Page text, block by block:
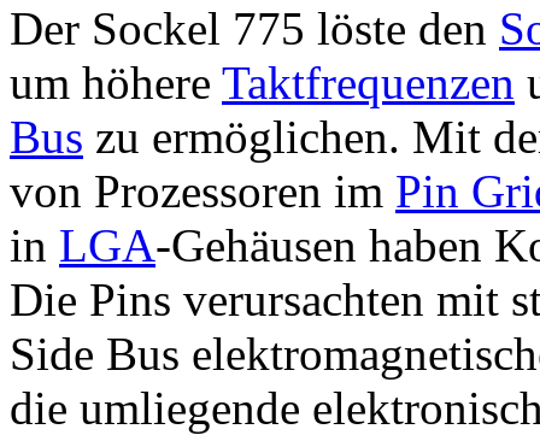
Der Sockel 775 löste den
um höhere Taktfrequenzen
Bus zu ermöglichen. Mit
von Prozessoren im Pin
in LGA-Gehäusen haben
Die Pins verursachten mit
Side Bus
die umliegende